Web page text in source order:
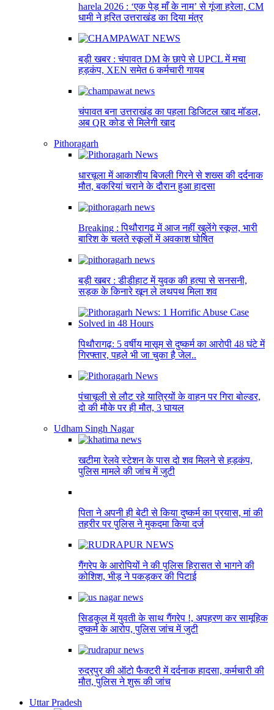
harela 2026 : ‘एक पेड़ माँ के नाम’ से गूंजा हरेला, CM
धामी ने हरित उत्तराखंड का दिया मंत्र
बड़ी खबर : चंपावत DM के छापे से UPCL में मचा
हड़कंप, XEN समेत 6 कर्मचारी गायब
चंपावत बना उत्तराखंड का पहला डिजिटल खाद मॉडल,
अब QR कोड से मिलेगी खाद
Pithoragarh
धारचूला में आकाशीय बिजली गिरने से शख्स की दर्दनाक
मौत, बकरियां चराने के दौरान हुआ हादसा
Breaking : पिथौरागढ़ में आज नहीं खुलेंगे स्कूल, भारी
बारिश के चलते स्कूलों में अवकाश घोषित
बड़ी खबर : डीडीहाट में युवक की हत्या से सनसनी,
सड़क के किनारे खून ले लथपथ मिला शव
पिथौरागढ़: 5 वर्षीय मासूम से दुष्कर्म का आरोपी 48 घंटे में
गिरफ्तार, पहले भी जा चुका है जेल..
पंचाचूली से लौट रहे यात्रियों के वाहन पर गिरा बोल्डर,
दो की मौके पर ही मौत, 3 घायल
Udham Singh Nagar
खटीमा रेलवे स्टेशन के पास दो शव मिलने से हड़कंप,
पुलिस मामले की जांच में जुटी
पिता ने अपनी ही बेटी से किया दुष्कर्म का प्रयास, मां की
तहरीर पर पुलिस ने मुकदमा किया दर्ज
गैंगरेप के आरोपियों ने की पुलिस हिरासत से भागने की
कोशिश, भीड़ ने पकड़कर की पिटाई
सिडकुल में युवती के साथ गैंगरेप !, अपहरण कर सामूहिक
दुष्कर्म के आरोप, पुलिस जांच में जुटी
रुद्रपुर की ऑटो फैक्टरी में दर्दनाक हादसा, कर्मचारी की
मौत, पुलिस ने शुरू की जांच
Uttar Pradesh